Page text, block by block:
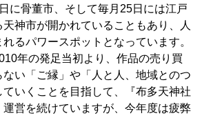
に骨董市、そして毎月25日には江戸
神市が開かれていることもあり、人
るパワースポットとなっています。
年の発足当初より、作品の売り買
い「ご縁」や「人と人、地域とのつ
いくことを目指して、『布多天神社
営を続けていますが、今年度は疲弊